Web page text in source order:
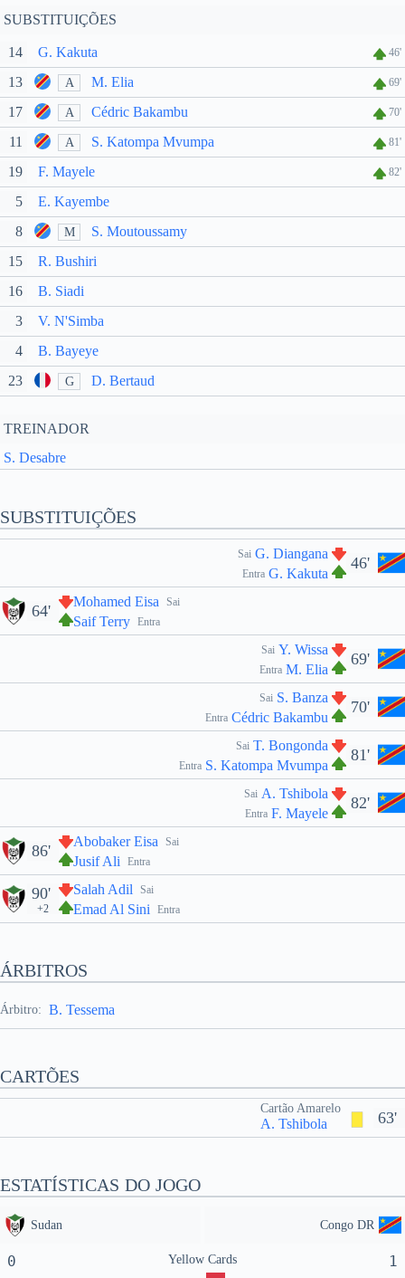
SUBSTITUIÇÕES
14 G. Kakuta 46'
13 A M. Elia 69'
17 A Cédric Bakambu 70'
11 A S. Katompa Mvumpa 81'
19 F. Mayele 82'
5
E. Kayembe
8
M
S. Moutoussamy
15
R. Bushiri
16
B. Siadi
3
V. N'Simba
4
B. Bayeye
23
G D. Bertaud
TREINADOR
S. Desabre
SUBSTITUIÇÕES
46'
Sai G. Diangana
Entra G. Kakuta
Sai
Mohamed Eisa
Entra
Saif Terry
64'
69'
Sai Y. Wissa
Entra M. Elia
70'
Sai S. Banza
Entra Cédric Bakambu
81'
Sai T. Bongonda
Entra S. Katompa Mvumpa
82'
Sai A. Tshibola
Entra F. Mayele
Sai
Abobaker Eisa
Entra
Jusif Ali
86'
Sai
Salah Adil
Entra
Emad Al Sini
90'
+2
ÁRBITROS
Árbitro: B. Tessema
CARTÕES
63'
Cartão Amarelo
A. Tshibola
ESTATÍSTICAS DO JOGO
Sudan Congo DR
0 Yellow Cards 1